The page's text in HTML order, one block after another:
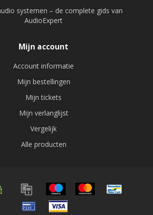
systemen – de complete gids van
AudioExpert
Mijn account
Account informatie
Mijn bestellingen
Mijn tickets
Mijn verlanglijst
Vergelijk
Alle producten